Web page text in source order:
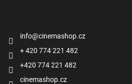
info@cinemashop.cz
+ 420 774 221 482
+420 774 221 482
cinemashop.cz